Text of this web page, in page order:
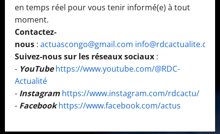
en temps réel pour vous tenir informé(e) à tout
moment.
Contactez-
nous : actuascongo@gmail.com info@rdcactualite.com
Suivez-nous sur les réseaux sociaux :
- YouTube https://www.youtube.com/@RDC-
Actualité
- Instagram https://www.instagram.com/rdcactu/
- Facebook https://www.facebook.com/actus